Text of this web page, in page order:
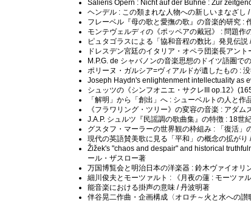
Salieris Opern : Nicht auf der Bühne : Zur
ヘンデル : この類まれな人物への新しいまなざし
フレーベル『母の歌と愛撫の歌』の音楽的研究 :
モンテヴェルディの《ポッペアの戴冠》 : 問題作
ピュタゴラスによる「協和音程の数比」発見伝説
ドレスデン宮廷のイタリア・オペラ団楽長アン
M.P.G. de シャバノンの音楽思想のドイツ語圏で
ポリーヌ・ガルシア=ヴィアルドが遺したもの :
Joseph Haydn's enlightenment intellectuality as
シュッツの《シンフオニエ・サクレIII op.12》
「解明」から「創出」へ : シューベルトの人と作
《フラワリング・ツリー》の変容の音楽 : アダ
J.A.P. シュルツ『民謡調の歌曲集』の特徴 : 18
グスタフ・マーラーの世界観の枠組み : 「復活」
現代の英語賛美歌に見る「平和」の概念の拡がり
Žižek's "chaos and despair" and historical
ール・ザスロー著
万国博覧会と明治日本の洋楽器 : 鈴木ヴァイオリ
細川俊夫とモーツァルト : 《月夜の蓮 : モーツァ
能音楽における掛声の意味 / 丹波明著
伴谷晃二作曲・企画構成〈オロチ～火と水への